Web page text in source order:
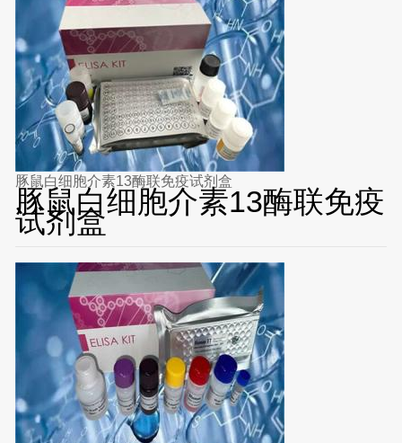
豚鼠白细胞介素13酶联免疫试剂盒
豚鼠白细胞介素13酶联免疫
试剂盒